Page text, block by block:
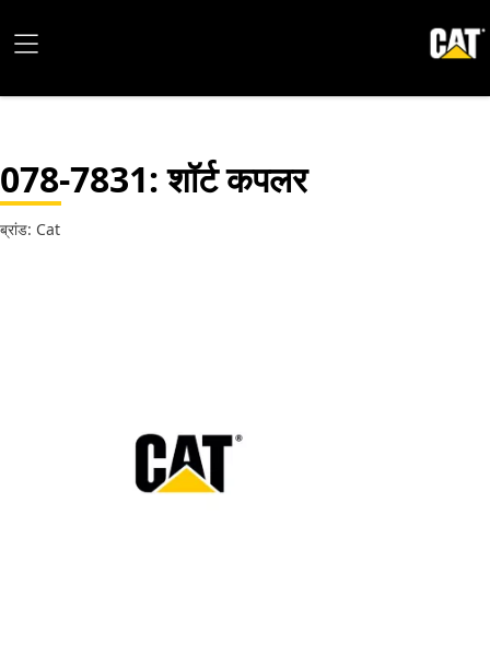
078-7831: शॉर्ट कपलर
ब्रांड: Cat